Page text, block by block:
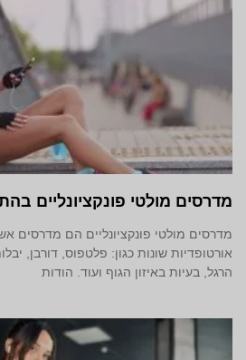
מדרסים מולטי פונקציונליים
מדרסים מולטי פונקציונליים הם מדרסים
אורטופדיות שונות כגון: פלטפוס, דורבן,
הרגל, בעיות באיזון הגוף ועוד. הודות